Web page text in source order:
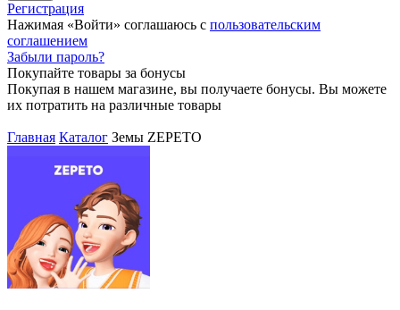
Регистрация
Нажимая «Войти» соглашаюсь с пользовательским
соглашением
Забыли пароль?
Покупайте товары за бонусы
Покупая в нашем магазине, вы получаете бонусы. Вы можете
их потратить на различные товары
Главная Каталог Земы ZEPETO